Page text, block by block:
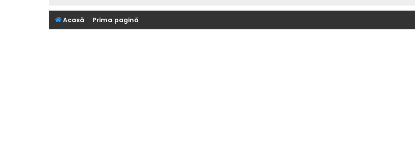
Acasă Prima pagină